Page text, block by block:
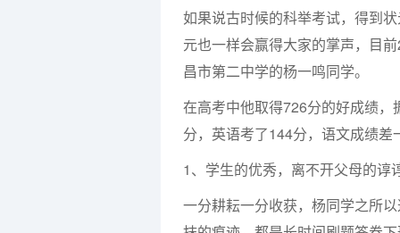
如果说古时候的科举考试，得到
元也一样会赢得大家的掌声，目
昌市第二中学的杨一鸣同学。
在高考中他取得726分的好成绩
分，英语考了144分，语文成绩
1、学生的优秀，离不开父母的谆
一分耕耘一分收获，杨同学之所